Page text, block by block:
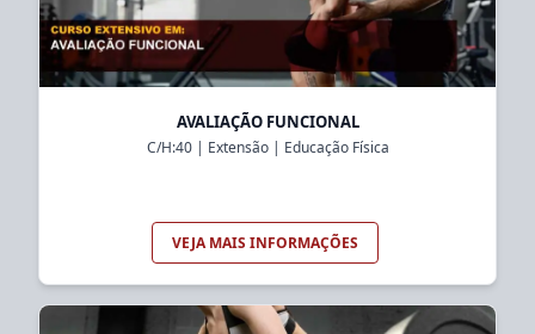
AVALIAÇÃO FUNCIONAL
C/H:40| Extensão| Educação Física
VEJA MAIS INFORMAÇÕES